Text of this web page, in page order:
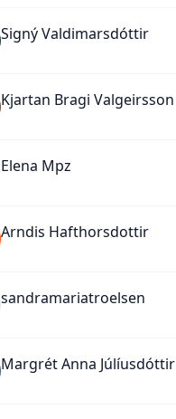
Signý Valdimarsdóttir
Kjartan Bragi Valgeirsson
Elena Mpz
Arndis Hafthorsdottir
sandramariatroelsen
Margrét Anna Júlíusdóttir